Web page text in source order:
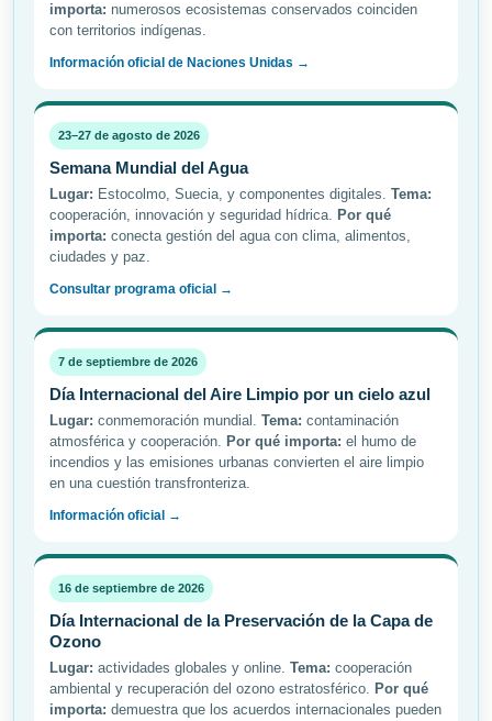
importa: numerosos ecosistemas conservados coinciden
con territorios indígenas.
Información oficial de Naciones Unidas →
23–27 de agosto de 2026
Semana Mundial del Agua
Lugar: Estocolmo, Suecia, y componentes digitales. Tema:
cooperación, innovación y seguridad hídrica. Por qué
importa: conecta gestión del agua con clima, alimentos,
ciudades y paz.
Consultar programa oficial →
7 de septiembre de 2026
Día Internacional del Aire Limpio por un cielo azul
Lugar: conmemoración mundial. Tema: contaminación
atmosférica y cooperación. Por qué importa: el humo de
incendios y las emisiones urbanas convierten el aire limpio
en una cuestión transfronteriza.
Información oficial →
16 de septiembre de 2026
Día Internacional de la Preservación de la Capa de
Ozono
Lugar: actividades globales y online. Tema: cooperación
ambiental y recuperación del ozono estratosférico. Por qué
importa: demuestra que los acuerdos internacionales pueden